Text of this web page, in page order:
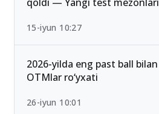
2026/2027 qabulda maksimal
qoldi — Yangi test
15-iyun 10:27
2026-yilda eng past ball bilan